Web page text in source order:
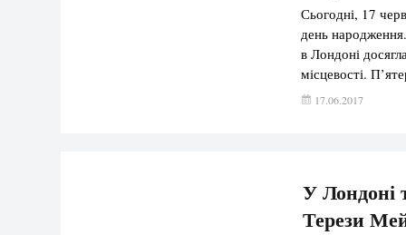
Сьогодні, 17
день
в Лондоні
місцевості.
підтвердити, що
17.06.2017
У Лондоні
Терези